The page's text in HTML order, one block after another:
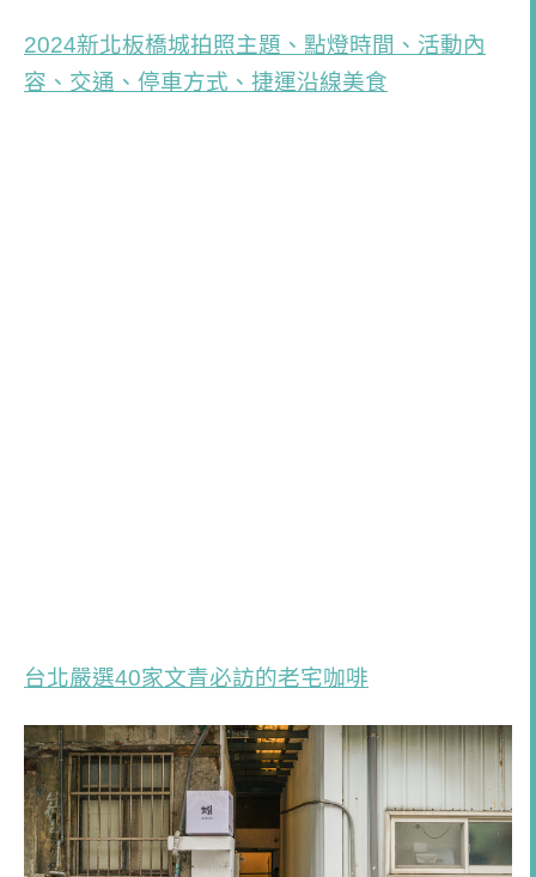
2024新北板橋城拍照主題、點燈時間、活動內
容、交通、停車方式、捷運沿線美食
台北嚴選40家文青必訪的老宅咖啡